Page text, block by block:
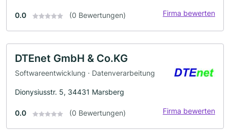
0.0 (0 Bewertungen) Firma bewerten
DTEnet GmbH & Co.KG
Softwareentwicklung · Datenverarbeitung
Dionysiusstr. 5, 34431 Marsberg
0.0 (0 Bewertungen) Firma bewerten